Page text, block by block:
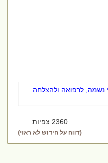
לרפואה ולהצלחה
2360 צפיות
(דווח על חידוש לא ראוי)